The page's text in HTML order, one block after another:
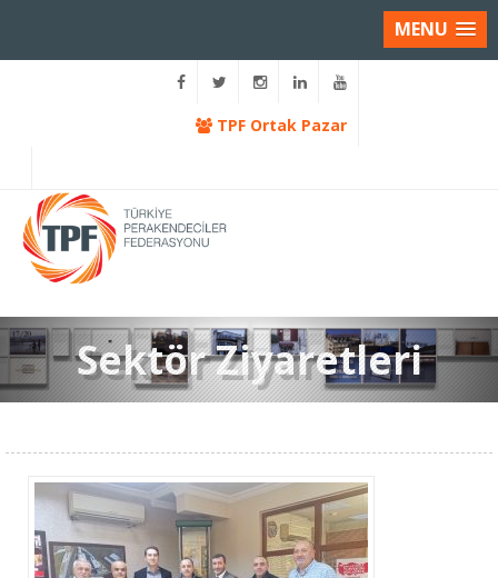
MENU
TPF Ortak Pazar
Sektör Ziyaretleri